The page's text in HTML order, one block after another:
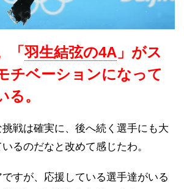
「羽生結弦の4A 」がス
チベーションになって
る。
戦は確実に、後へ続く選手にも大
るのだなと改めて感じたわ。
すが、応援している選手達がいる